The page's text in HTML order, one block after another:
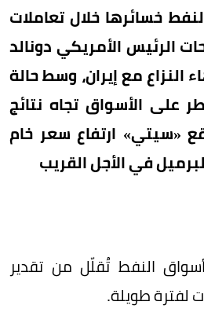
خسائرها خلال تعاملات
الرئيس الأمريكي دونالد
مع إيران، وسط حالة
على الأسواق تجاه نتائج
«سيتي» ارتفاع سعر خام
النفط تُقلّل من تقدير
لفترة طويلة.